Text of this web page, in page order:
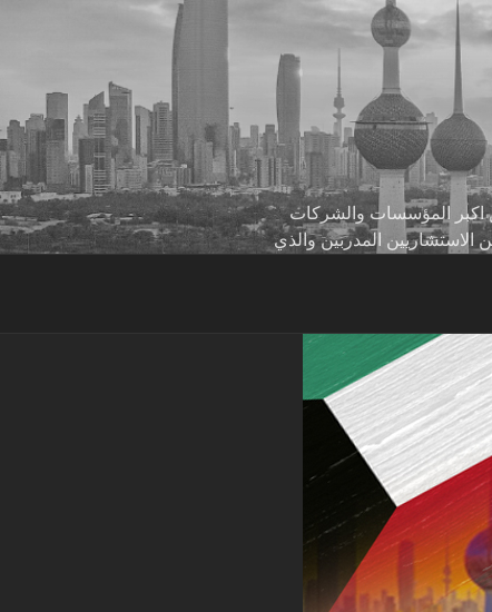
اكبر المؤسسات والشركات
الاستشاريين المدربين والذي